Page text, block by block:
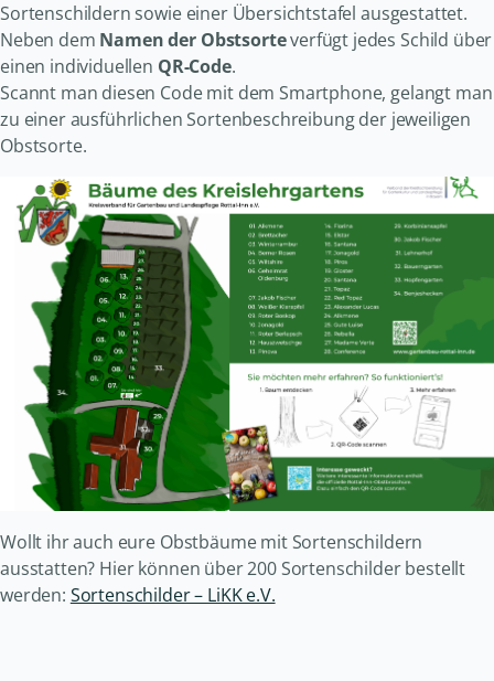
Sortenschildern sowie einer Übersichtstafel ausgestattet.
Neben dem Namen der Obstsorteverfügt jedes Schild über
einen individuellen QR-Code.
Scannt man diesen Code mit dem Smartphone, gelangt man
zu einer ausführlichen Sortenbeschreibung der jeweiligen
Obstsorte.
Wollt ihr auch eure Obstbäume mit Sortenschildern
ausstatten? Hier können über 200 Sortenschilder bestellt
werden: Sortenschilder – LiKK e.V.